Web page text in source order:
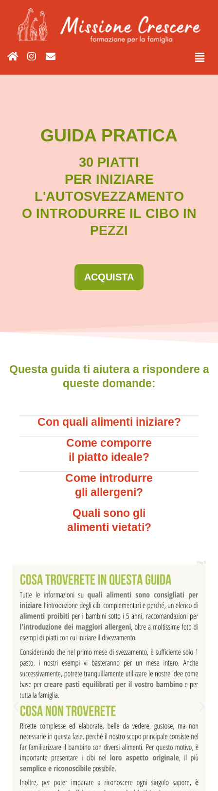
GUIDA PRATICA
30 PIATTI
PER INIZIARE
L'AUTOSVEZZAMENTO
O INTRODURRE IL CIBO IN
PEZZI
ACQUISTA
Questa guida ti aiutera a rispondere a
queste domande:
Con quali alimenti iniziare?
Come comporre
il piatto ideale?
Come introdurre
gli allergeni?
Quali sono gli
alimenti vietati?